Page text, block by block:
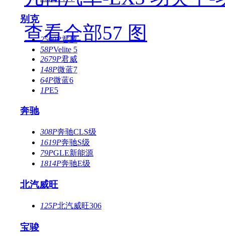
别克
2500P君越
58PVelite 5
2679P君威
148P微蓝7
64P微蓝6
1PE5
奔驰
308P奔驰CLS级
1619P奔驰S级
79PGLE新能源
1814P奔驰E级
北汽威旺
125P北汽威旺306
宝骏
查看全部57 图